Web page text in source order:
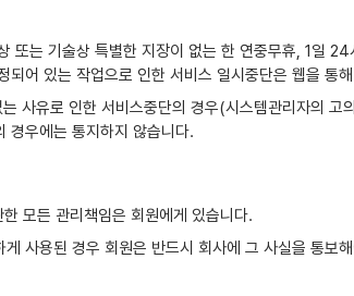
또는 기술상 특별한 지장이 없는 한 연중무휴, 1일
되어 있는 작업으로 인한 서비스 일시중단은 웹을 통
사유로 인한 서비스중단의 경우(시스템관리자의
경우에는 통지하지 않습니다.
모든 관리책임은 회원에게 있습니다.
사용된 경우 회원은 반드시 회사에 그 사실을 통보